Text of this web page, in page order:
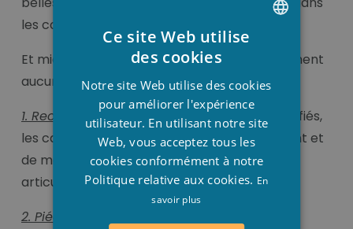
les conditions climatiques les plus extrêmes.
Et mieux encore, ils ne nécessitent pratiquement
aucun entretien.
1. Rectifié:
Grâce à leurs côtés et angles rectifiés,
les carreaux peuvent être installé rapidement et
de manière précise avec leurs petites
articulations.
2. Piédestal:
ENGLISH
Ce site Web utilise
des cookies
Notre site Web utilise des cookies
pour améliorer l'expérience
utilisateur. En utilisant notre site
Web, vous acceptez tous les
cookies conformément à notre
Politique relative aux cookies. En
savoir plus